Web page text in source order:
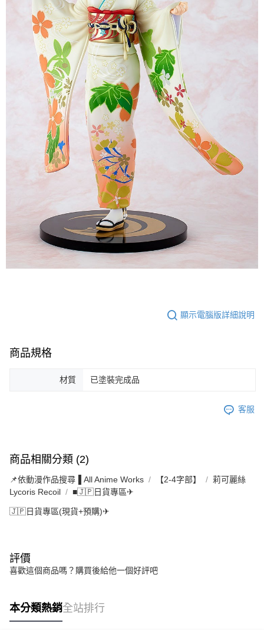
顯示電腦版詳細說明
商品規格
材質 已塗裝完成品
客服
商品相關分類 (2)
📌依動漫作品搜尋▐ All Anime Works 【2-4字部】
莉可麗絲
Lycoris Recoil
■🇯🇵日貨專區✈
🇯🇵日貨專區(現貨+預購)✈
評價
喜歡這個商品嗎？購買後給他一個好評吧
本分類熱銷全站排行